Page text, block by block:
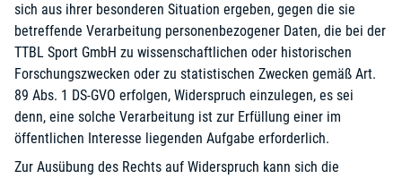
sich aus ihrer besonderen Situation ergeben, gegen die sie
betreffende Verarbeitung personenbezogener Daten, die bei der
TTBL Sport GmbH zu wissenschaftlichen oder historischen
Forschungszwecken oder zu statistischen Zwecken gemäß Art.
89 Abs. 1 DS-GVO erfolgen, Widerspruch einzulegen, es sei
denn, eine solche Verarbeitung ist zur Erfüllung einer im
öffentlichen Interesse liegenden Aufgabe erforderlich.
Zur Ausübung des Rechts auf Widerspruch kann sich die